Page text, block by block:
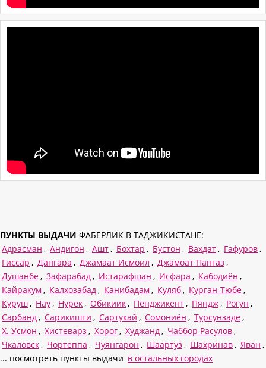
ПУНКТЫ ВЫДАЧИ ФАБЕРЛИК В ТАДЖИКИСТАНЕ:
Адрасман , Андигон , Ашт , Бохтар , Бустон , Вахдат , Гафуров ,
Гиссар , Дангара , Джамаат Исмоил , Джамоат Пангаз ,
Душанбе , Зафарабад , Истарафшан , Исфара , Кабодиён ,
Кайракум , Калхозабад , Канибадам , Куляб , Курган-Тюбе ,
Куруш , Нау , Нурек , Обикиик , Пенджикент , Пяндж , Рогун ,
Сарбанд , Сарикишти , Сартукай , Сомониён , Турсунзаде ,
Х. Усмон , Хистеварз , Хорог , Худжанд , Чаббор Расулов ,
Чкаловск , Чортеппа , Чуянгарон , Шаартуз , Шахринав , Яван ,
... посмотреть пункты выдачи в остальных городах